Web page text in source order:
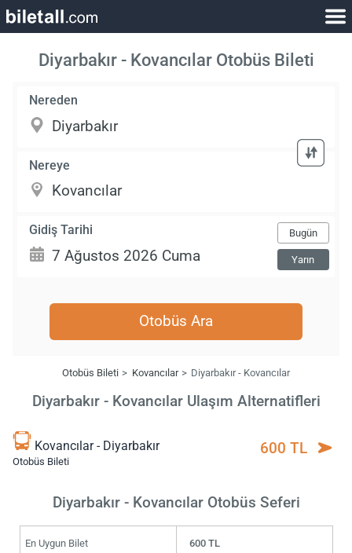
Diyarbakır - Kovancılar Otobüs Bileti
Nereden
Nereye
Gidiş Tarihi Bugün
Yarın
Otobüs Ara
Otobüs Bileti Kovancılar Diyarbakır - Kovancılar
Diyarbakır - Kovancılar Ulaşım Alternatifleri
Kovancılar - Diyarbakır
Otobüs Bileti
600 TL
Diyarbakır - Kovancılar Otobüs Seferi
En Uygun Bilet 600 TL